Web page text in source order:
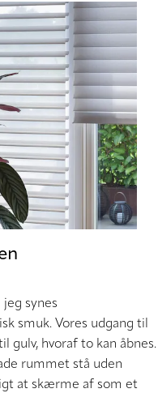
jeg synes
smuk. Vores udgang til
gulv, hvoraf to kan åbnes.
rummet stå uden
at skærme af som et